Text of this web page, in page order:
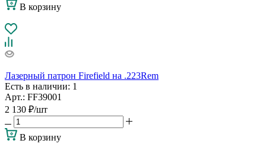
В корзину
Лазерный патрон Firefield на .223Rem
Есть в наличии: 1
Арт.: FF39001
2 130 ₽/шт
В корзину